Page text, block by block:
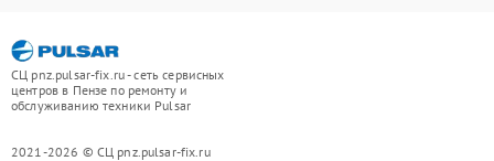
СЦ pnz.pulsar-fix.ru - сеть сервисных
центров в Пензе по ремонту и
обслуживанию техники Pulsar
2021-2026 © СЦ pnz.pulsar-fix.ru